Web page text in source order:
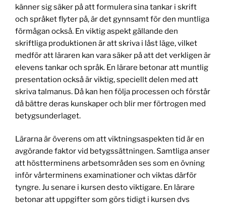
känner sig säker på att formulera sina tankar i skrift
och språket flyter på, är det gynnsamt för den muntliga
förmågan också. En viktig aspekt gällande den
skriftliga produktionen är att skriva i låst läge, vilket
medför att läraren kan vara säker på att det verkligen är
elevens tankar och språk. En lärare betonar att muntlig
presentation också är viktig, speciellt delen med att
skriva talmanus. Då kan hen följa processen och förstår
då bättre deras kunskaper och blir mer förtrogen med
betygsunderlaget.
Lärarna är överens om att viktningsaspekten tid är en
avgörande faktor vid betygssättningen. Samtliga anser
att höstterminens arbetsområden ses som en övning
inför vårterminens examinationer och viktas därför
tyngre. Ju senare i kursen desto viktigare. En lärare
betonar att uppgifter som görs tidigt i kursen dvs